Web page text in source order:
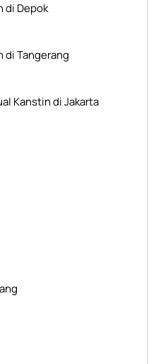
di Depok
di Tangerang
Kanstin di Jakarta